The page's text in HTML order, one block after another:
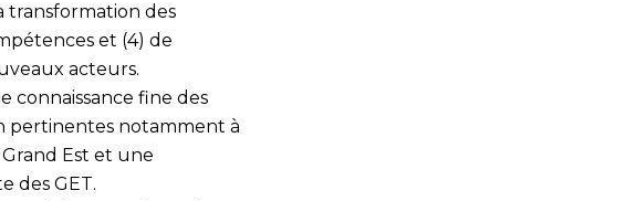
transformation des
et (4) de
acteurs.
connaissance fine des
pertinentes notamment à
Est et une
des GET.